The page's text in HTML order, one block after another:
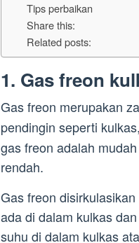
Tips perbaikan
Share this:
Related posts:
1. Gas freon
Gas freon merupakan
pendingin seperti kulkas,
gas freon adalah
rendah.
Gas freon
ada di dalam kulkas
suhu di dalam kulkas